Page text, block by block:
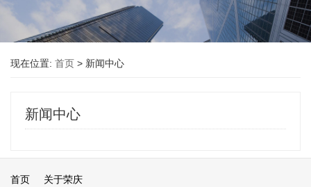
现在位置: 首页 > 新闻中心
新闻中心
首页
关于荣庆